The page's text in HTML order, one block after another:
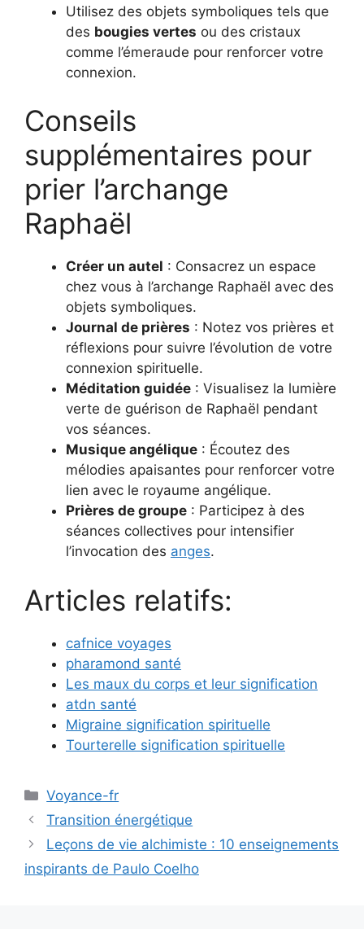
Utilisez des objets symboliques tels que
des bougies vertes ou des cristaux
comme l’émeraude pour renforcer votre
connexion.
Conseils
supplémentaires pour
prier l’archange
Raphaël
Créer un autel : Consacrez un espace
chez vous à l’archange Raphaël avec des
objets symboliques.
Journal de prières : Notez vos prières et
réflexions pour suivre l’évolution de votre
connexion spirituelle.
Méditation guidée : Visualisez la lumière
verte de guérison de Raphaël pendant
vos séances.
Musique angélique : Écoutez des
mélodies apaisantes pour renforcer votre
lien avec le royaume angélique.
Prières de groupe : Participez à des
séances collectives pour intensifier
l’invocation des anges.
Articles relatifs:
cafnice voyages
pharamond santé
Les maux du corps et leur signification
atdn santé
Migraine signification spirituelle
Tourterelle signification spirituelle
Catégories
Voyance-fr
Transition énergétique
Leçons de vie alchimiste : 10 enseignements
inspirants de Paulo Coelho